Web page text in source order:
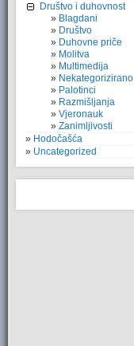
Društvo i duhovnost
Blagdani
Društvo
Duhovne priče
Molitva
Multimedija
Nekategorizirano
Palotinci
Razmišljanja
Vjeronauk
Zanimljivosti
Hodočašća
Uncategorized